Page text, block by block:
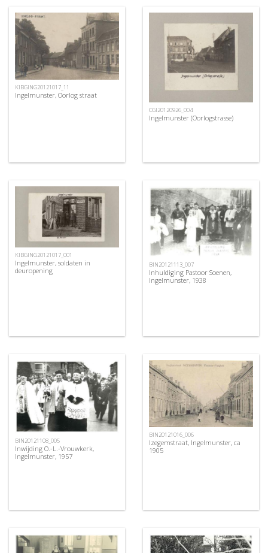
KIBGING20121017_11
Ingelmunster, Oorlog straat
CGI20120926_004
Ingelmunster (Oorlogstrasse)
KIBGING20121017_001
Ingelmunster, soldaten in
deuropening
BIN20121113_007
Inhuldiging Pastoor Soenen,
Ingelmunster, 1938
BIN20121108_005
Inwijding O.-L.-Vrouwkerk,
Ingelmunster, 1957
BIN20121016_006
Izegemstraat, Ingelmunster, ca
1905